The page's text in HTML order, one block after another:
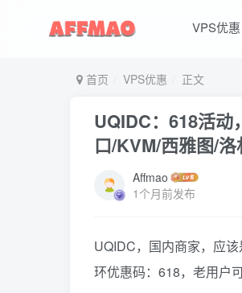
VPS优惠
首页 VPS优惠 正文
UQIDC：618活
口/KVM/西雅图/
Affmao
1个月前发布
UQIDC，国内商家，应
环优惠码：618，老用户